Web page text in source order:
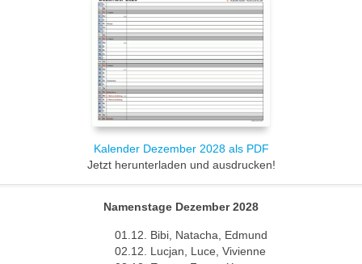
Kalender Dezember 2028 als PDF
Jetzt herunterladen und ausdrucken!
Namenstage Dezember 2028
01.12. Bibi, Natacha, Edmund
02.12. Lucjan, Luce, Vivienne